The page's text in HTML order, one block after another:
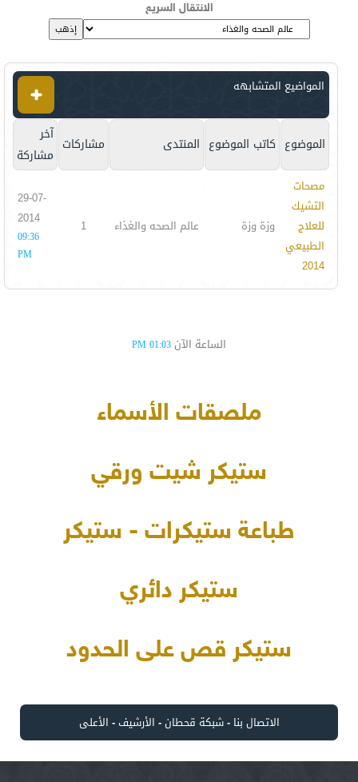
الانتقال السريع
المواضيع المتشابهه
الموضوع كاتب الموضوع المنتدى مشاركات آخر
مشاركة
مصحات
التشيك
للعلاج
الطبيعي
2014
وزة وزة عالم الصحه والغذاء 1
29-07-
2014
09:36
PM
الساعة الآن 01:03 PM
ملصقات الأسماء
ستيكر شيت ورقي
طباعة ستيكرات - ستيكر
ستيكر دائري
ستيكر قص على الحدود
الاتصال بنا -شبكة قحطان- الأرشيف- الأعلى